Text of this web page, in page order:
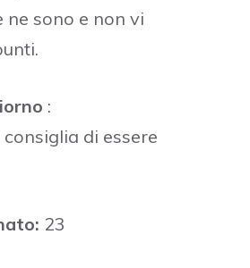
ne sono e non vi
:
di essere
23